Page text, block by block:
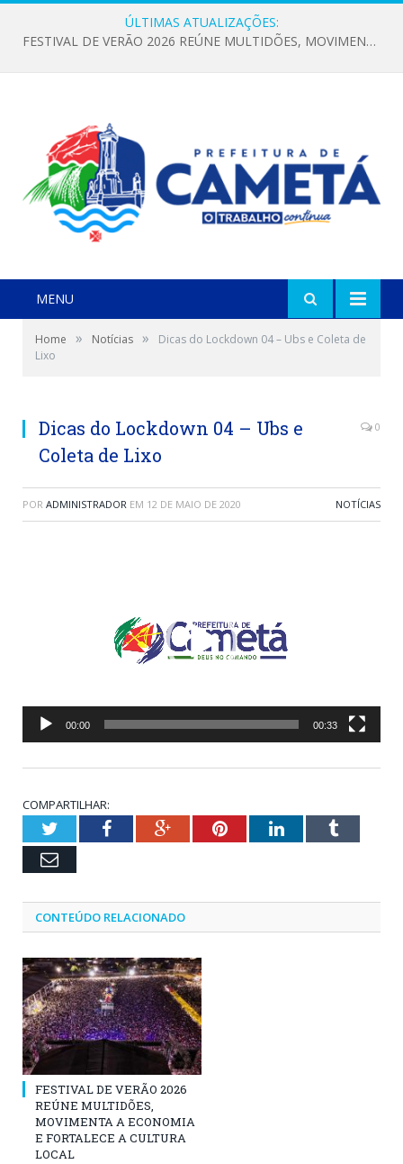
ÚLTIMAS ATUALIZAÇÕES:
FESTIVAL DE VERÃO 2026 REÚNE MULTIDÕES, MOVIMENTA A ECONOMIA E FORTALECE A CULTURA LOCAL
MENU
Home » Notícias »
Dicas do Lockdown 04 – Ubs e Coleta de
Lixo
Dicas do Lockdown 04 – Ubs e
Coleta de Lixo
0
POR ADMINISTRADOR EM 12 DE MAIO DE 2020 NOTÍCIAS
00:00 00:33
COMPARTILHAR:
TwitterFacebookGoogle+PinterestLinkedInTumblr
Email
CONTEÚDO RELACIONADO
FESTIVAL DE VERÃO 2026
REÚNE MULTIDÕES,
MOVIMENTA A ECONOMIA
E FORTALECE A CULTURA
LOCAL